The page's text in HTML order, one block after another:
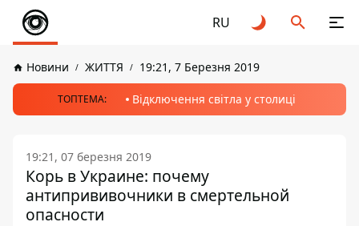
RU
Новини ЖИТТЯ 19:21, 7 Березня 2019
ТОПТЕМА: Відключення світла у столиці
19:21, 07 березня 2019
Корь в Украине: почему
антипрививочники в смертельной
опасности